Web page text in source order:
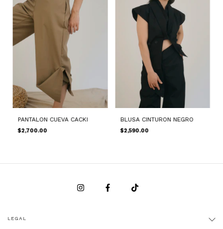
PANTALON CUEVA CACKI
$2,700.00
BLUSA CINTURON NEGRO
$2,590.00
LEGAL